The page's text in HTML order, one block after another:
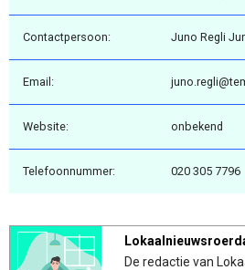
Contactpersoon: Juno Regli
Email:
Website: onbekend
Telefoonnummer: 020 305 7796
De redactie van